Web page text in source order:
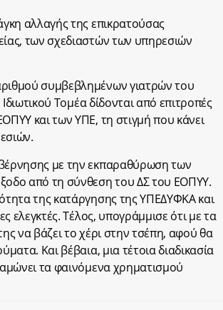
αλλαγής της επικρατούσας
των σχεδιαστών των υπηρεσιών
συμβεβλημένων γιατρών του
Τομέα δίδονται από επιτροπές
και των ΥΠΕ, τη στιγμή που κάνει
με την εκπαραθύρωση των
από τη σύνθεση του ΔΣ του ΕΟΠΥΥ.
της κατάργησης της ΥΠΕΔΥΦΚΑ και
ελεγκτές. Τέλος, υπογράμμισε ότι με τα
να βάζει το χέρι στην τσέπη, αφού θα
Και βέβαια, μια τέτοια διαδικασία
τα φαινόμενα χρηματισμού